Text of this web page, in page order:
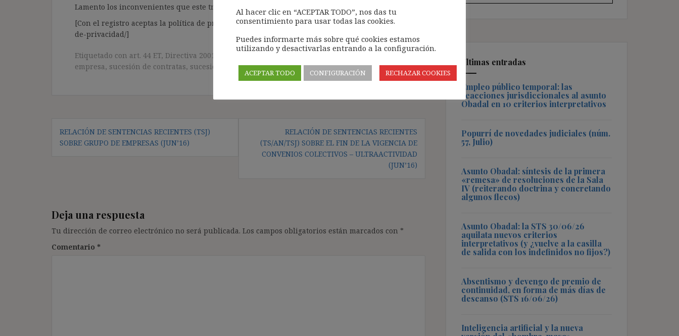
Lamento los inconvenientes que este trámite pueda causar.
[Con el registro aceptas la política de privacidad del blog: https://ignasibeltran.com/politica-
de-privacidad/]
Etiquetado con art. 44 ET, Directiva 2001/23 relación contractual viva
empresa, sucesión de contratas, sucesión de plantilla,Temco
Navegación
de
RELACIÓN DE SENTENCIAS RECIENTES (TSJ)
SOBRE GRUPO DE EMPRESAS (JUN’16)
RELACIÓN DE SENTENCIAS RECIENTES
(TS/AN/TSJ) SOBRE EL FIN DE LA VIGENCIA DE
CONVENIOS COLECTIVOS – ULTRAACTIVIDAD
(JUN’16)
Deja una respuesta
Tu dirección de correo electrónico no será publicada. Los campos obligatorios están marcados con *
Comentario *
Últimas entradas
Empleo público temporal: las
reacciones jurisdiccionales al asunto
Obadal en 10 criterios interpretativos
Popurrí de novedades judiciales (núm.
57, Julio)
Asunto Obadal: síntesis de la primera
«remesa» de resoluciones de la Sala
IV (reiterando doctrina y concretando
algunos flecos)
Asunto Obadal: la STS 30/06/26
aquilata nuevos criterios
interpretativos (y ¿vuelve a la casilla
de salida con los indefinidos no fijos?)
Absentismo y devengo de premio de
continuidad, en forma de más días de
descanso (STS 16/06/26)
Inteligencia artificial y la nueva
Al hacer clic en “ACEPTAR TODO”, nos das tu
consentimiento para usar todas las cookies.
Puedes informarte más sobre qué cookies estamos
utilizando y desactivarlas entrando a la configuración.
ACEPTAR TODO CONFIGURACIÓN RECHAZAR COOKIES